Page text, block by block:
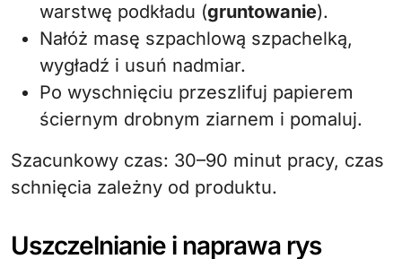
warstwę podkładu (gruntowanie).
Nałóż masę szpachlową szpachelką,
wygładź i usuń nadmiar.
Po wyschnięciu przeszlifuj papierem
ściernym drobnym ziarnem i pomaluj.
Szacunkowy czas: 30–90 minut pracy, czas
schnięcia zależny od produktu.
Uszczelnianie i naprawa rys